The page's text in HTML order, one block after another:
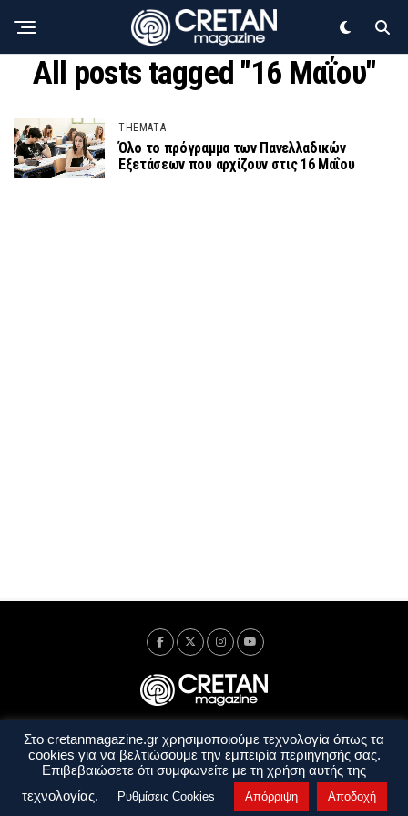
All posts tagged "16 Μαΐου"
THEMATA
Όλο το πρόγραμμα των Πανελλαδικών
Εξετάσεων που αρχίζουν στις 16 Μαΐου
Ταυτότητα Πολιτική Απορρήτου
Όροι Χρήσης
Όροι και Προϋποθέσεις
Στο cretanmagazine.gr χρησιμοποιούμε τεχνολογία όπως τα
cookies για να βελτιώσουμε την εμπειρία περιήγησής σας.
Επιβεβαιώσετε ότι συμφωνείτε με τη χρήση αυτής της
τεχνολογίας.
Ρυθμίσεις Cookies Απόρριψη Αποδοχή